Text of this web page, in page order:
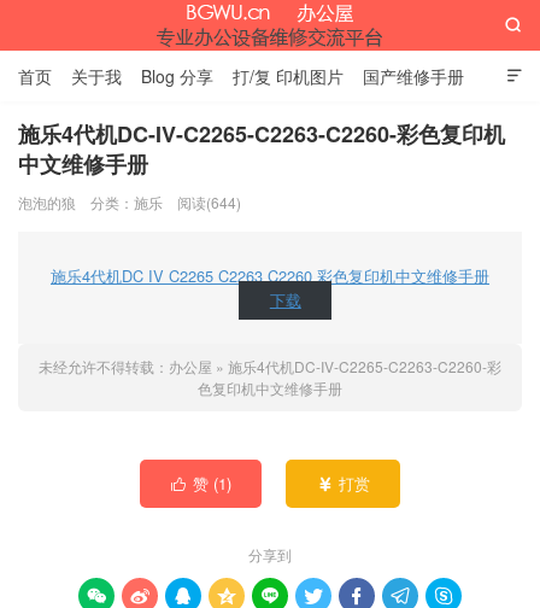
办公屋

首页 关于我 Blog 分享 打/复 印机图片 国产维修手册
外资维修手册 伊萨网址大全 办公设备网页名片 留言板

施乐4代机DC-IV-C2265-C2263-C2260-彩色复印机
中文维修手册
泡泡的狼 分类： 施乐 阅读(644)
施乐4代机DC IV C2265 C2263 C2260 彩色复印机中文维修手册
下载
未经允许不得转载： 办公屋 » 施乐4代机DC-IV-C2265-C2263-C2260-彩
色复印机中文维修手册
 赞 (1)  打赏
分享到
        